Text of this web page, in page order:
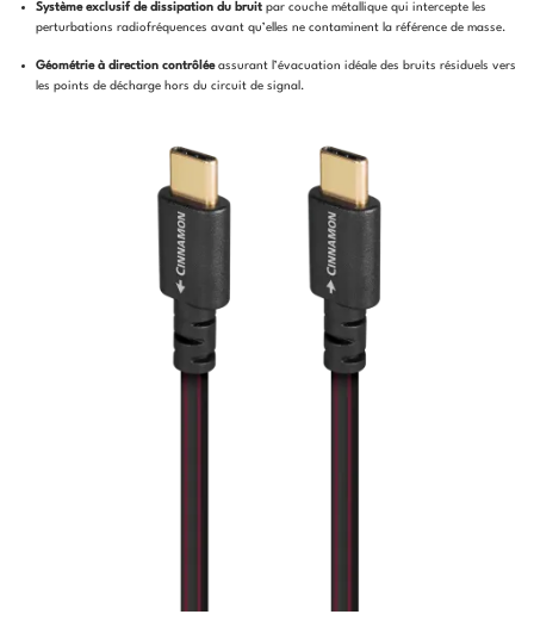
Système exclusif de dissipation du bruitpar couche métallique qui intercepte les
perturbations radiofréquences avant qu’elles ne contaminent la référence de masse.
Géométrie à direction contrôléeassurant l’évacuation idéale des bruits résiduels vers
les points de décharge hors du circuit de signal.